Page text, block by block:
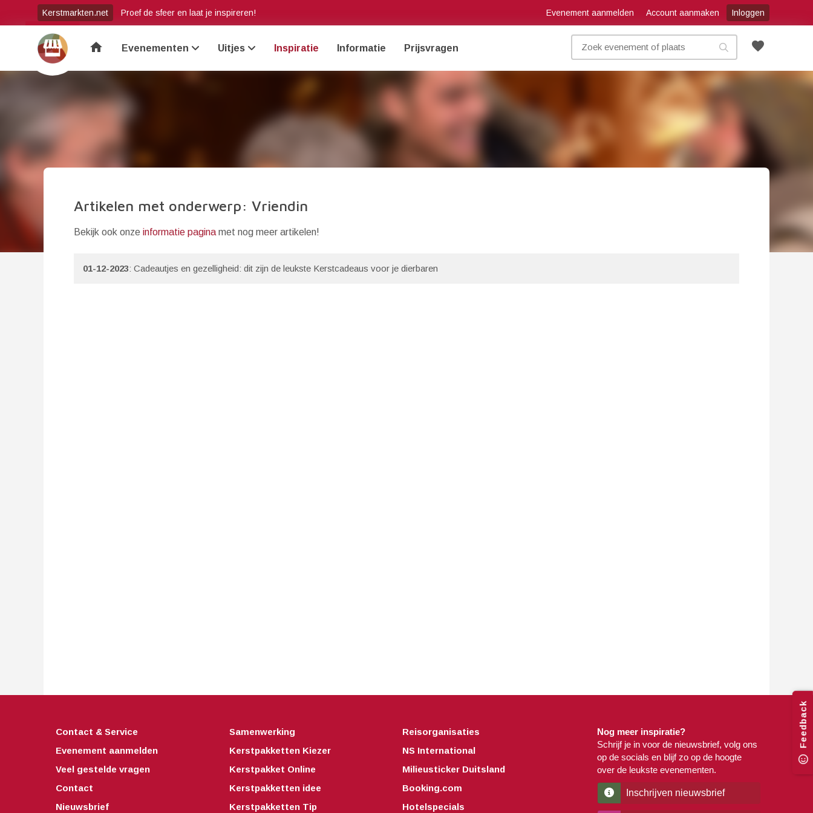
Kerstmarkten.net Proef de sfeer en laat je inspireren! Evenement aanmelden Account aanmaken Inloggen
favorite
home Evenementen Uitjes Inspiratie Informatie Prijsvragen
Artikelen met onderwerp: Vriendin
Bekijk ook onze informatie pagina met nog meer artikelen!
01-12-2023: Cadeautjes en gezelligheid: dit zijn de leukste Kerstcadeaus voor je dierbaren
Contact & Service
Evenement aanmelden
Veel gestelde vragen
Contact
Nieuwsbrief
Samenwerking
Kerstpakketten Kiezer
Kerstpakket Online
Kerstpakketten idee
Kerstpakketten Tip
Reisorganisaties
NS International
Milieusticker Duitsland
Booking.com
Hotelspecials
Nog meer inspiratie?
Schrijf je in voor de nieuwsbrief, volg ons
op de socials en blijf zo op de hoogte
over de leukste evenementen.
Inschrijven nieuwsbrief
Feedback